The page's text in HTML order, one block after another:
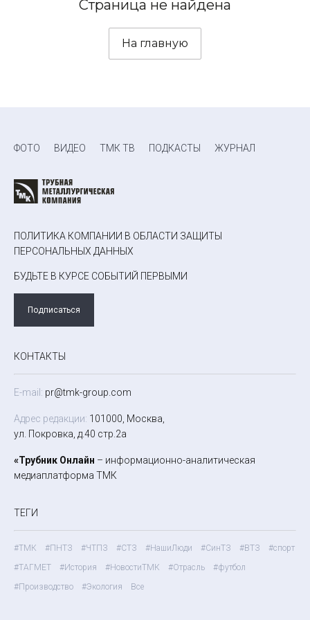
Страница не найдена
На главную
ФОТО ВИДЕО ТМК ТВ ПОДКАСТЫ ЖУРНАЛ
ПОЛИТИКА КОМПАНИИ В ОБЛАСТИ ЗАЩИТЫ
ПЕРСОНАЛЬНЫХ ДАННЫХ
БУДЬТЕ В КУРСЕ СОБЫТИЙ ПЕРВЫМИ
Подписаться
КОНТАКТЫ
E-mail: pr@tmk-group.com
Адрес редакции: 101000, Москва,
ул. Покровка, д.40 стр.2а
«Трубник Онлайн – информационно-аналитическая
медиаплатформа ТМК
ТЕГИ
#ТМК #ПНТЗ #ЧТПЗ #СТЗ #НашиЛюди #СинТЗ #ВТЗ
#спорт
#ТАГМЕТ
#История #НовостиТМК #Отрасль
#футбол
#Производство
#Экология Все